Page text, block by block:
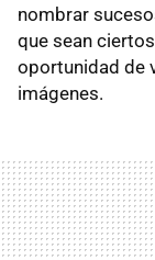
nombrar
que sean
oportunidad de
imágenes.